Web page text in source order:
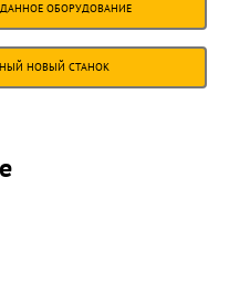
ОБОРУДОВАНИЕ
НОВЫЙ СТАНОК